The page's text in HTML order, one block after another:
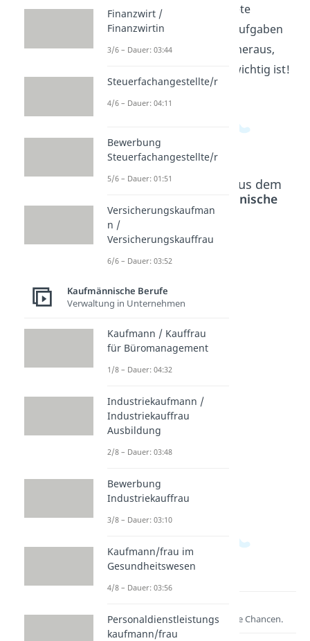
wie sie Briefe und Pakete
zustellen und welche Aufgaben
sie noch haben. Finde heraus,
warum ihre Arbeit so wichtig ist!
Beliebte Inhalte aus dem
Kaufmännische
Berufe
Fachkr
Kurier-,
Expres
Postdie
ungen
03:34
Schifffa
ufman
n/frau
05:03
03:43
Entdecke hier deine Chancen.
Finanzwirt /
Finanzwirtin
3/6 – Dauer: 03:44
Steuerfachangestellte/r
4/6 – Dauer: 04:11
Bewerbung
Steuerfachangestellte/r
5/6 – Dauer: 01:51
Versicherungskaufman
n /
Versicherungskauffrau
6/6 – Dauer: 03:52
Kaufmännische Berufe
Verwaltung in Unternehmen
Kaufmann / Kauffrau
für Büromanagement
1/8 – Dauer: 04:32
Industriekaufmann /
Industriekauffrau
Ausbildung
2/8 – Dauer: 03:48
Bewerbung
Industriekauffrau
3/8 – Dauer: 03:10
Kaufmann/frau im
Gesundheitswesen
4/8 – Dauer: 03:56
Personaldienstleistungs
kaufmann/frau